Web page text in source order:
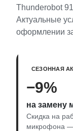
Thunderobot
Актуальные
оформлении
СЕЗОННАЯ
−9%
на замену
Скидка на
микрофона —